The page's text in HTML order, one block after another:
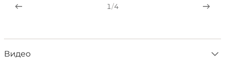
1/4
Видео